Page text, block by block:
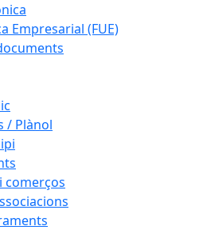
Empresarial (FUE)
/ Plànol
comerços